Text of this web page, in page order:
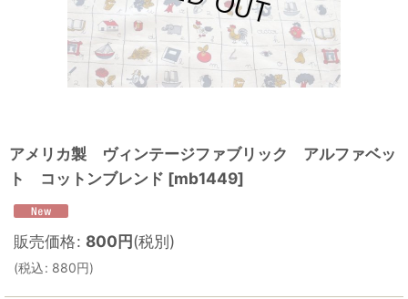
アメリカ製 ヴィンテージファブリック アルファベッ
ト コットンブレンド [mb1449]
販売価格: 800円(税別)
(税込: 880円)